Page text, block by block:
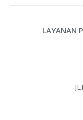
LAYANAN